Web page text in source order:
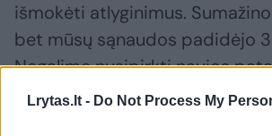
Lrytas.lt - Do Not Process My
išmokėti atlyginimus.
bet mūsų sąnaudos padidėjo
Negalime nusipirkti naujos
ir turime gyventi iš savo